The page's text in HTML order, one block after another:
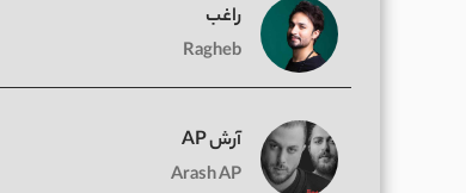
راغب
Ragheb
آرش AP
Arash AP